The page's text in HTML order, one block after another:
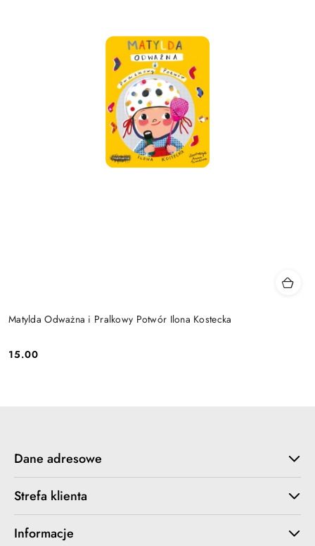
Matylda Odważna i Pralkowy Potwór Ilona Kostecka
Cena:
15.00
Dane adresowe
Strefa klienta
Informacje